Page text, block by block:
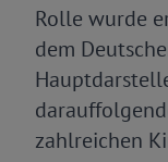
Rolle wurde
dem
zahlreichen